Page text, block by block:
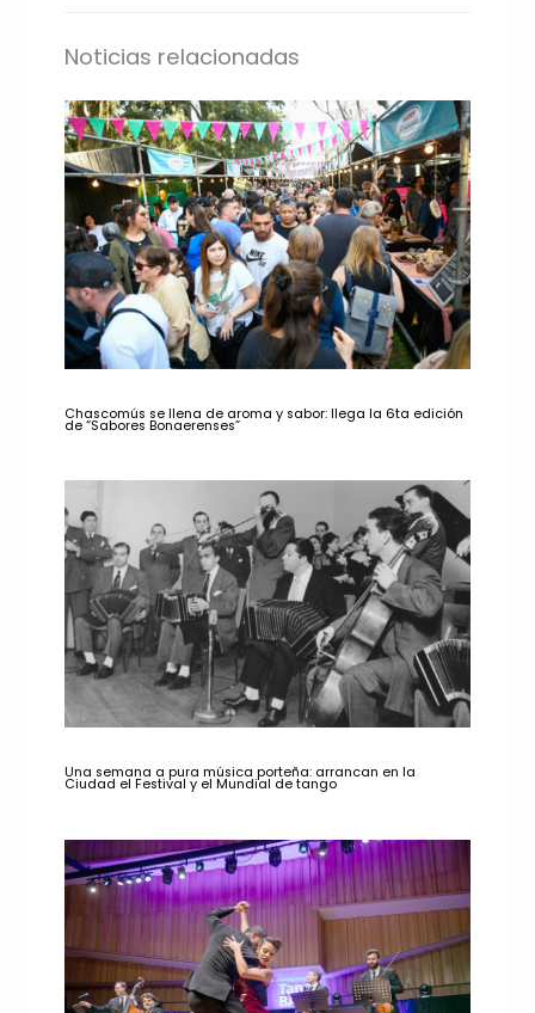
Noticias relacionadas
Chascomús se llena de aroma y sabor: llega la 6ta edición
de “Sabores Bonaerenses”
Una semana a pura música porteña: arrancan en la
Ciudad el Festival y el Mundial de tango